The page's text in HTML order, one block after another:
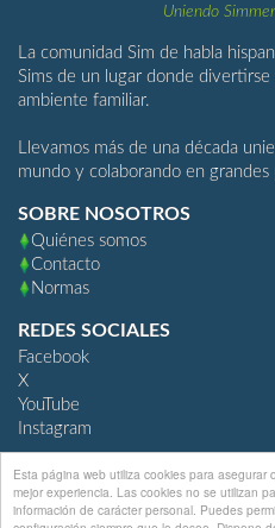
Esta página web utiliza cookies para asegurar
mejor experiencia. Las cookies no se utilizan
información de carácter personal. Puedes
Uniendo
La comunidad Sim de habla
Sims de un lugar donde
ambiente familiar.
Llevamos más de una década
mundo y colaborando en grandes
SOBRE NOSOTROS
Quiénes somos
Contacto
Normas
REDES SOCIALES
Facebook
X
YouTube
Instagram